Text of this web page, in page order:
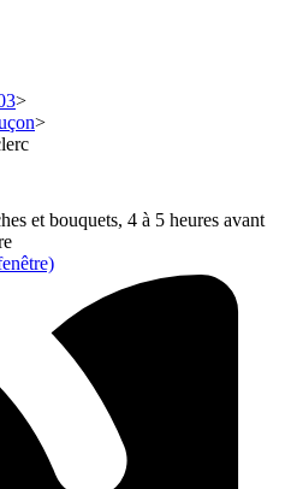
et bouquets, 4 à 5 heures avant